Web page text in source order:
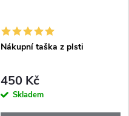
Nákupní taška z plsti
450 Kč
Skladem